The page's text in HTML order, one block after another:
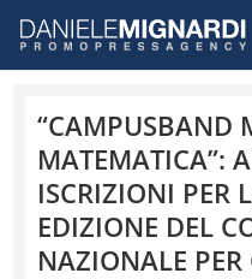
“CAMPUSBAND
MATEMATICA”:
ISCRIZIONI PER
EDIZIONE DEL
NAZIONALE